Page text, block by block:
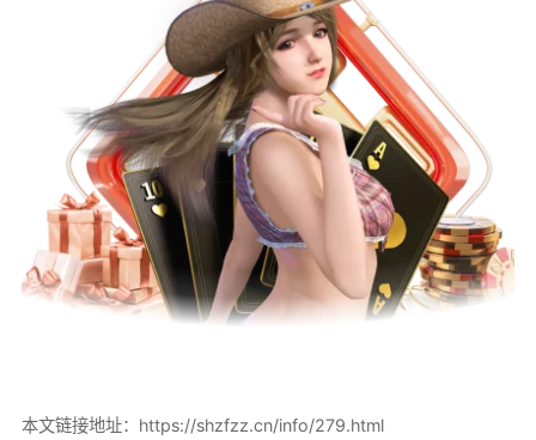
本文链接地址： https://shzfzz.cn/info/279.html